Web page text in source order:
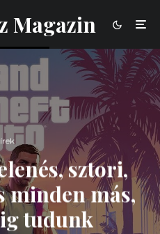
Magazin
sztori,
minden más,
tudunk